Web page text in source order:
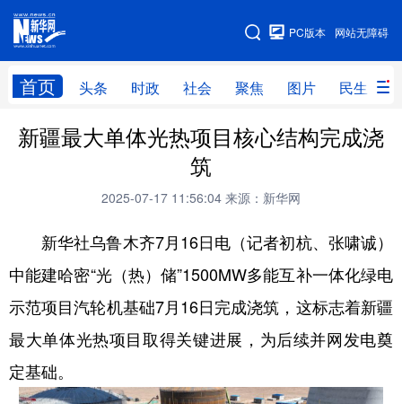
网站无障碍
PC版本
首页 头条 时政 社会 聚焦 图片 民生
网站地图
头条 时政 社会 聚焦
服务
云游新疆 云端悦读 云看书画 光影新疆
人事频道 融媒体联播 廉政频道 新华视角看新疆
地方频道
北京 天津 河北
新疆最大单体光热项目核心结构完成浇
筑
2025-07-17 11:56:04 来源：新华网
新华社乌鲁木齐7月16日电（记者初杭、张啸诚）
中能建哈密“光（热）储”1500MW多能互补一体化绿电
示范项目汽轮机基础7月16日完成浇筑，这标志着新疆
最大单体光热项目取得关键进展，为后续并网发电奠
定基础。